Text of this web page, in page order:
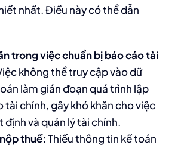
nhất. Điều này có thể dẫn
trong việc chuẩn bị báo cáo tài
không thể truy cập vào dữ
làm gián đoạn quá trình lập
tài chính, gây khó khăn cho việc
định và quản lý tài chính.
thuế:Thiếu thông tin kế toán